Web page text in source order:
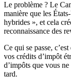
Le problème ? Le
manière que les
hybrides », et cela
reconnaissance des
Ce qui se passe,
vos crédits d’impôt
d’impôts que vous
tard.